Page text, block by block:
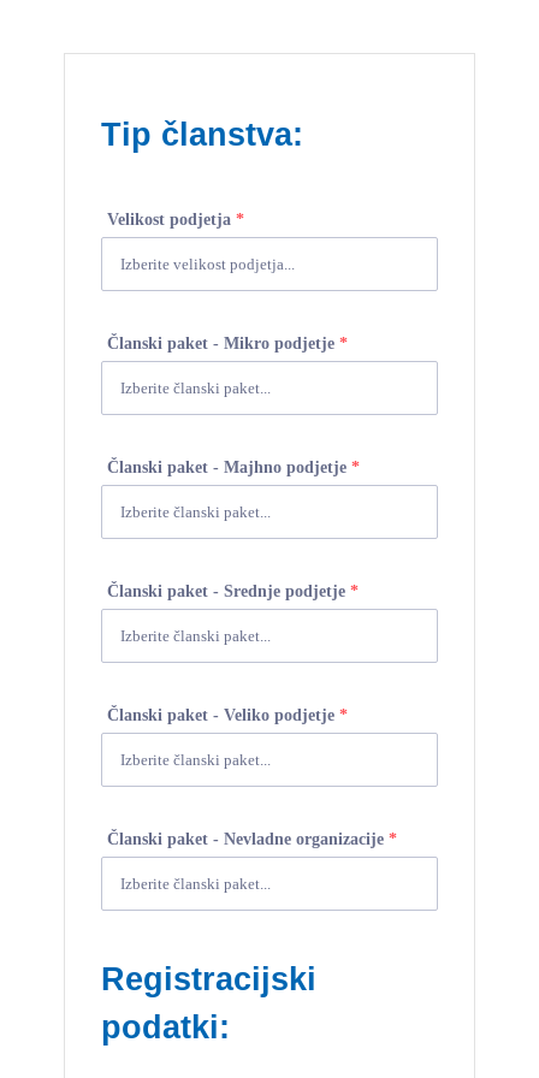
Tip članstva:
Velikost podjetja*
Članski paket - Mikro podjetje*
Članski paket - Majhno podjetje*
Članski paket - Srednje podjetje*
Članski paket - Veliko podjetje*
Članski paket - Nevladne organizacije*
Registracijski
podatki: